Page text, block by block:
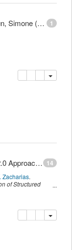
1
FZI Forschungszentrum Informatik - Braun, Simone (Dipl.-Mediensystemwiss.)
Löschen
14
Ontology Maturing: a Collaborative Web 2.0 Approach to Ontology Engineering
Zacharias.
of Structured
LöschenDiese